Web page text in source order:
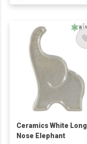
Ceramics White Long
Nose Elephant